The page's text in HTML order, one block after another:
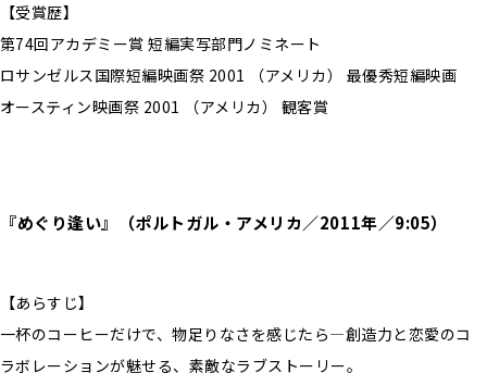
【受賞歴】
第74回アカデミー賞 短編実写部門ノミネート
ロサンゼルス国際短編映画祭 2001 （アメリカ） 最優秀短編映画
オースティン映画祭 2001 （アメリカ） 観客賞
『めぐり逢い』（ポルトガル・アメリカ／2011年／9:05）
【あらすじ】
一杯のコーヒーだけで、物足りなさを感じたら―創造力と恋愛のコ
ラボレーションが魅せる、素敵なラブストーリー。